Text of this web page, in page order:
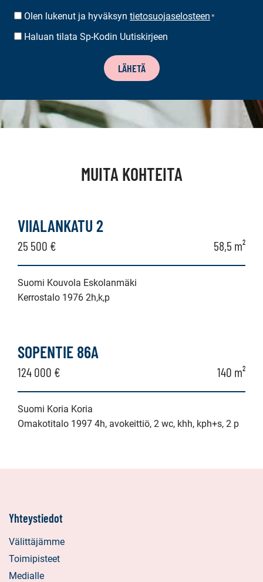
SUOSTUMUS*
Olen lukenut ja hyväksyn tietosuojaselosteen *
UUTISKIRJEEN
Haluan tilata Sp-Kodin Uutiskirjeen
LÄHETÄ
MUITA KOHTEITA
VIIALANKATU 2
25 500 € 58,5 m²
Suomi Kouvola Eskolanmäki
Kerrostalo 1976 2h,k,p
SOPENTIE 86A
124 000 € 140 m²
Suomi Koria Koria
Omakotitalo 1997 4h, avokeittiö, 2 wc, khh, kph+s, 2 p
Yhteystiedot
Välittäjämme
Toimipisteet
Medialle